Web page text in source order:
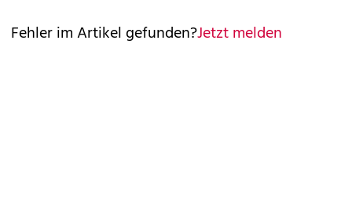
Fehler im Artikel gefunden?Jetzt melden